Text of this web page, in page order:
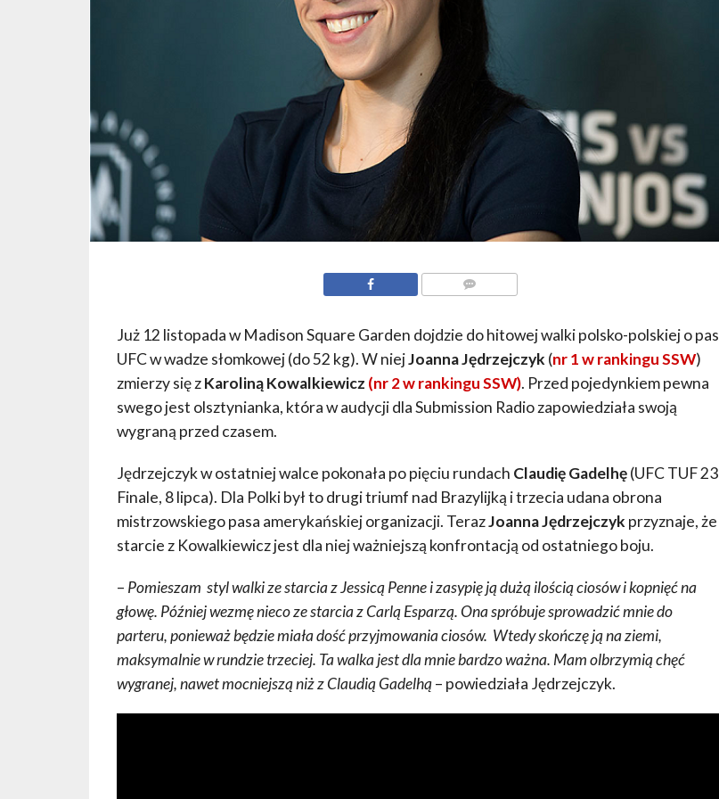
Już 12 listopada w Madison Square Garden dojdzie do hitowej walki polsko-polskiej o pas
UFC w wadze słomkowej (do 52 kg). W niejJoanna Jędrzejczyk (nr 1 w rankingu SSW)
zmierzy się zKaroliną Kowalkiewicz (nr 2 w rankingu SSW). Przed pojedynkiem pewna
swego jest olsztynianka, która w audycji dla Submission Radio zapowiedziała swoją
wygraną przed czasem.
Jędrzejczyk w ostatniej walce pokonała po pięciu rundach Claudię Gadelhę(UFC TUF 23
Finale, 8 lipca). Dla Polki był to drugi triumf nad Brazylijką i trzecia udana obrona
mistrzowskiego pasa amerykańskiej organizacji. TerazJoanna Jędrzejczyk przyznaje, że
starcie z Kowalkiewicz jest dla niej ważniejszą konfrontacją od ostatniego boju.
– Pomieszam styl walki ze starcia z Jessicą Penne i zasypię ją dużą ilością ciosów i kopnięć na
głowę. Później wezmę nieco ze starcia z Carlą Esparzą. Ona spróbuje sprowadzić mnie do
parteru, ponieważ będzie miała dość przyjmowania ciosów. Wtedy skończę ją na ziemi,
maksymalnie w rundzie trzeciej. Ta walka jest dla mnie bardzo ważna. Mam olbrzymią chęć
wygranej, nawet mocniejszą niż z Claudią Gadelhą– powiedziała Jędrzejczyk.